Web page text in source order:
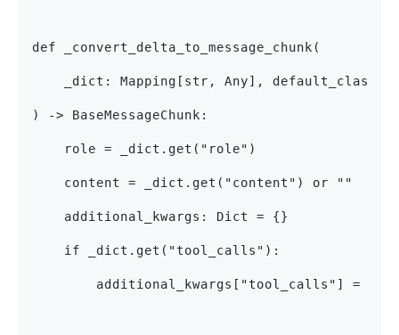
def _convert_delta_to_message_chunk(
_dict: Mapping[str, Any], default_class:
) -> BaseMessageChunk:
    role = _dict.get("role")
    content = _dict.get("content") or ""
    additional_kwargs: Dict = {}
    if _dict.get("tool_calls"):
additional_kwargs["tool_calls"] =